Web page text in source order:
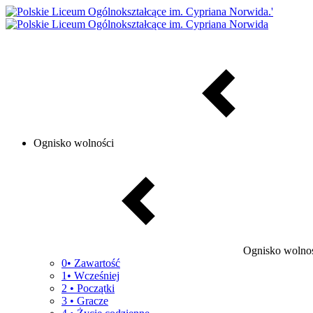
Ognisko wolności
Ognisko
0• Zawartość
1• Wcześniej
2 • Początki
3 • Gracze